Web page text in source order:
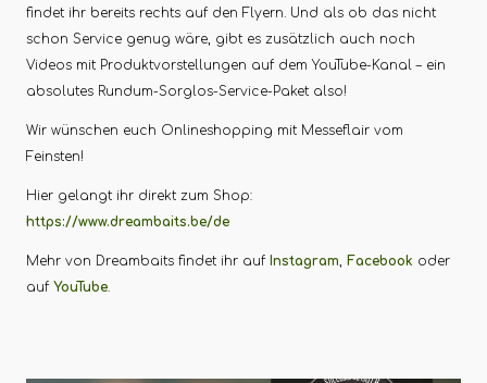
findet ihr bereits rechts auf den Flyern. Und als ob das nicht
schon Service genug wäre, gibt es zusätzlich auch noch
Videos mit Produktvorstellungen auf dem YouTube-Kanal – ein
absolutes Rundum-Sorglos-Service-Paket also!
Wir wünschen euch Onlineshopping mit Messeflair vom
Feinsten!
Hier gelangt ihr direkt zum Shop:
https://www.dreambaits.be/de
Mehr von Dreambaits findet ihr auf Instagram, Facebook oder
auf YouTube.